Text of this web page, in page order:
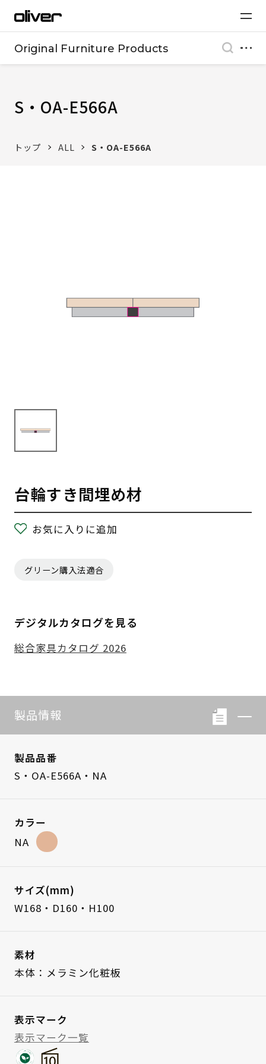
Original Furniture Products
S・OA-E566A
トップ ALL S・OA-E566A
台輪すき間埋め材
お気に入りに追加
グリーン購入法適合
デジタルカタログを見る
総合家具カタログ 2026
製品情報
製品品番
S・OA-E566A・NA
カラー
NA
サイズ(mm)
W168・D160・H100
素材
本体：メラミン化粧板
表示マーク
表示マーク一覧